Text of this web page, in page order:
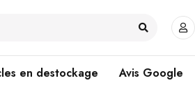
en destockage
Avis Google